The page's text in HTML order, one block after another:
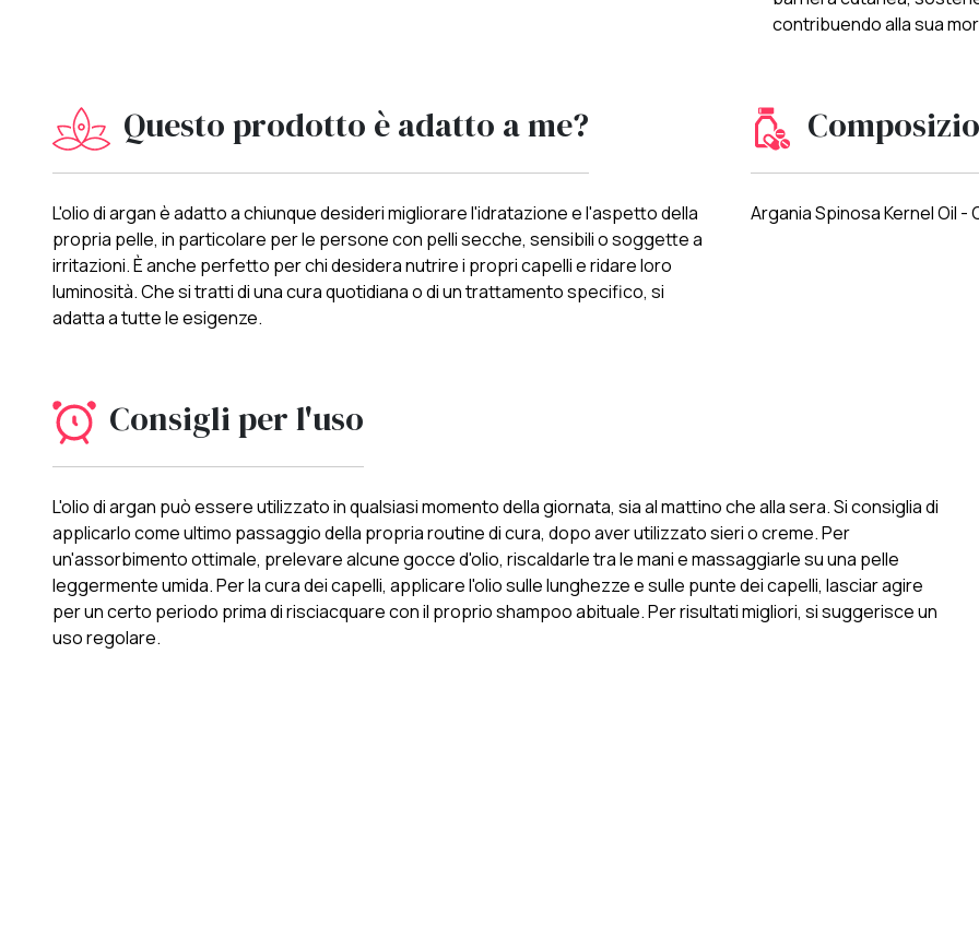
contribuendo alla sua
Questo prodotto è adatto a me?
L'olio di argan è adatto a chiunque desideri migliorare l'idratazione e l'aspetto della
propria pelle, in particolare per le persone con pelli secche, sensibili o soggette a
irritazioni. È anche perfetto per chi desidera nutrire i propri capelli e ridare loro
luminosità. Che si tratti di una cura quotidiana o di un trattamento specifico, si
adatta a tutte le esigenze.
Argania Spinosa Kernel Oil -
Consigli per l'uso
L'olio di argan può essere utilizzato in qualsiasi momento della giornata, sia al mattino che alla sera. Si consiglia di
applicarlo come ultimo passaggio della propria routine di cura, dopo aver utilizzato sieri o creme. Per
un'assorbimento ottimale, prelevare alcune gocce d'olio, riscaldarle tra le mani e massaggiarle su una pelle
leggermente umida. Per la cura dei capelli, applicare l'olio sulle lunghezze e sulle punte dei capelli, lasciar agire
per un certo periodo prima di risciacquare con il proprio shampoo abituale. Per risultati migliori, si suggerisce un
uso regolare.